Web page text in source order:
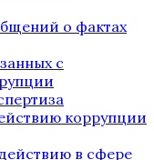
о фактах
с
коррупции
в сфере